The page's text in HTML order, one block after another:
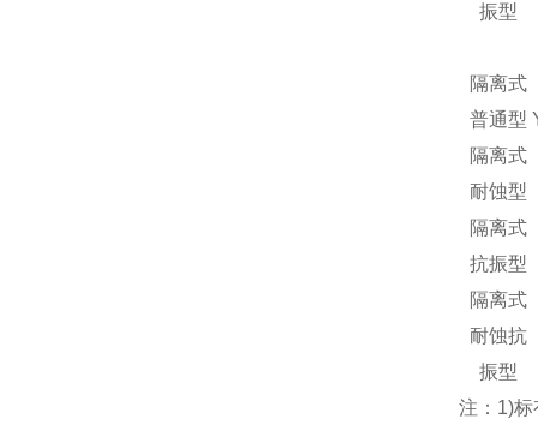
振型
隔离式
普通型
隔离式
耐蚀型
隔离式
抗振型
隔离式
耐蚀抗
振型
注：1)标